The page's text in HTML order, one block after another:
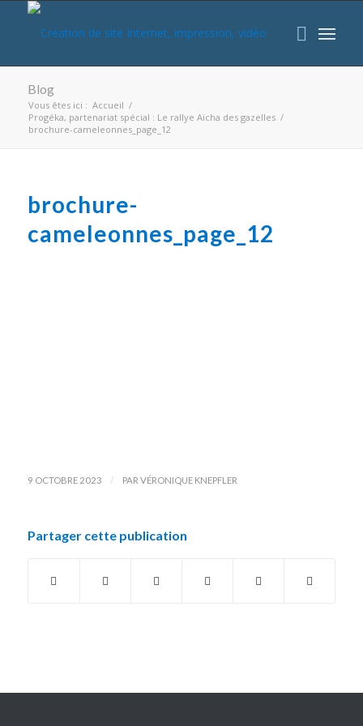
Blog
Vous êtes ici : Accueil /
Progéka, partenariat spécial : Le rallye Aïcha des gazelles /
brochure-cameleonnes_page_12
brochure-
cameleonnes_page_12
9 OCTOBRE 2023 / PAR VÉRONIQUE KNEPFLER
Partager cette publication